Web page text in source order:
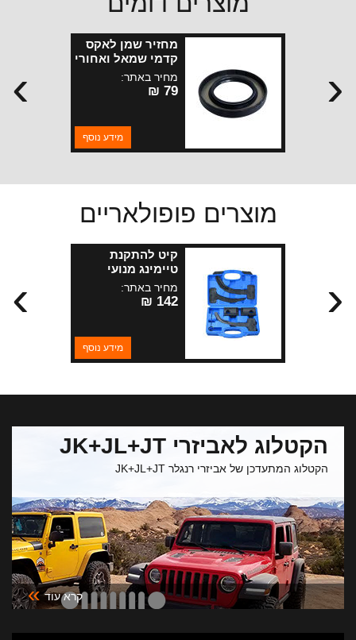
מחזיר שמן לאקס
קדמי שמאל ואחורי
ימין ג.צירוקי WK2
מחיר באתר:
79 ₪
מידע נוסף
› ‹
מוצרים פופולאריים
קיט להתקנת
טיימינג מנועי
PENTASTAR 3.6
מחיר באתר:
142 ₪
מידע נוסף
› ‹
הקטלוג לאביזרי JK+JL+JT
הקטלוג המתעדכן של אביזרי רנגלר JK+JL+JT
קרא עוד »